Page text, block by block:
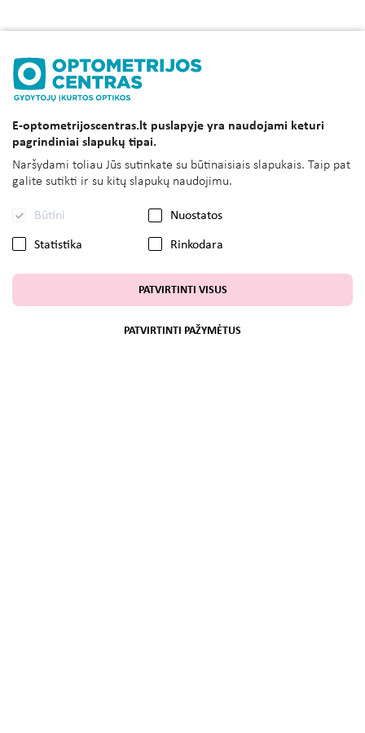
E-optometrijoscentras.lt puslapyje yra naudojami keturi
pagrindiniai slapukų tipai.
Naršydami toliau Jūs sutinkate su būtinaisiais slapukais. Taip pat
galite sutikti ir su kitų slapukų naudojimu.
Būtini Nuostatos
Statistika Rinkodara
PATVIRTINTI VISUS
PATVIRTINTI PAŽYMĖTUS